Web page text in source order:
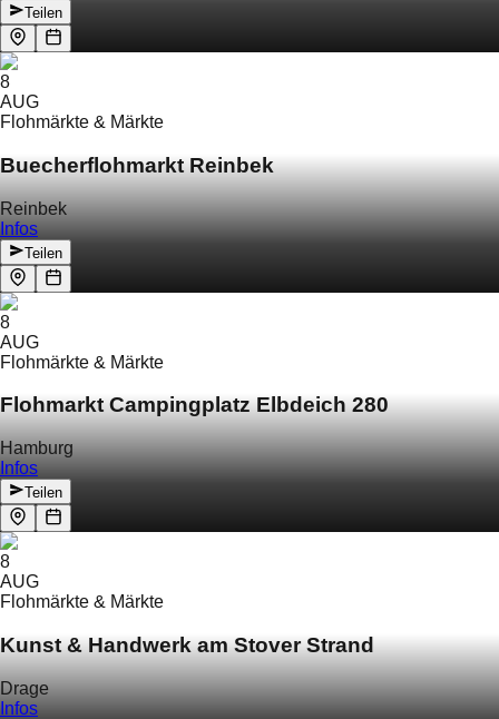
Teilen
8
AUG
Flohmärkte & Märkte
Buecherflohmarkt Reinbek
Reinbek
Infos
Teilen
8
AUG
Flohmärkte & Märkte
Flohmarkt Campingplatz Elbdeich 280
Hamburg
Infos
Teilen
8
AUG
Flohmärkte & Märkte
Kunst & Handwerk am Stover Strand
Drage
Infos